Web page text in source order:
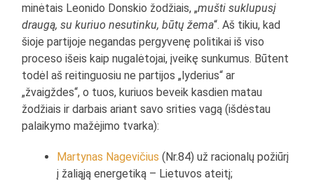
minėtais Leonido Donskio žodžiais, „mušti suklupusį
draugą, su kuriuo nesutinku, būtų žema“. Aš tikiu, kad
šioje partijoje negandas pergyvenę politikai iš viso
proceso išeis kaip nugalėtojai, įveikę sunkumus. Būtent
todėl aš reitinguosiu ne partijos „lyderius“ ar
„žvaigždes“, o tuos, kuriuos beveik kasdien matau
žodžiais ir darbais ariant savo srities vagą (išdėstau
palaikymo mažėjimo tvarka):
Martynas Nagevičius (Nr.84) už racionalų požiūrį
į žaliąją energetiką – Lietuvos ateitį;